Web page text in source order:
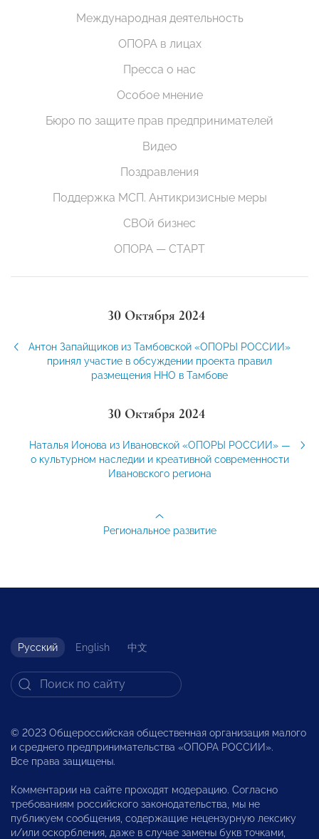
Международная деятельность
ОПОРА в лицах
Пресса о нас
Особое мнение
Бюро по защите прав предпринимателей
Видео
Поздравления
Поддержка МСП. Антикризисные меры
СВОй бизнес
ОПОРА — СТАРТ
30 Октября 2024
Антон Запайщиков из Тамбовской «ОПОРЫ РОССИИ»
принял участие в обсуждении проекта правил
размещения ННО в Тамбове
30 Октября 2024
Наталья Ионова из Ивановской «ОПОРЫ РОССИИ» —
о культурном наследии и креативной современности
Ивановского региона
Региональное развитие
Русский English 中文
© 2023 Общероссийская общественная организация малого
и среднего предпринимательства «ОПОРА РОССИИ».
Все права защищены.
Комментарии на сайте проходят модерацию. Согласно
требованиям российского законодательства, мы не
публикуем сообщения, содержащие нецензурную лексику
и/или оскорбления, даже в случае замены букв точками,